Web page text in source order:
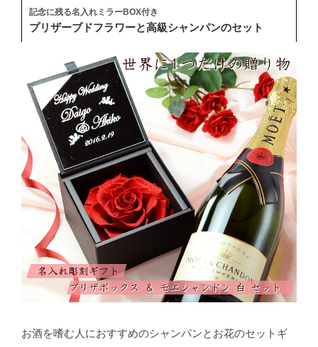
記念に残る名入れミラーBOX付き
プリザーブドフラワーと高級シャンパンのセット
お酒を嗜む人におすすめのシャンパンとお花のセットギ